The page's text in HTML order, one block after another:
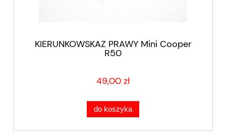
KIERUNKOWSKAZ PRAWY Mini Cooper
R50
49,00 zł
do koszyka